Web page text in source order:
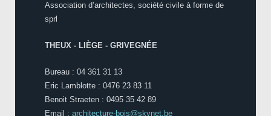
Association d’architectes, société civile à forme de
sprl
THEUX - LIÈGE - GRIVEGNÉE
Bureau : 04 361 31 13
Eric Lamblotte : 0476 23 83 11
Benoit Straeten : 0495 35 42 89
Email : architecture-bois@skynet.be